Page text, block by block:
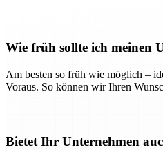
Wie früh sollte ich meinen
Am besten so früh wie möglich –
Voraus. So können wir Ihren
Bietet Ihr Unternehmen